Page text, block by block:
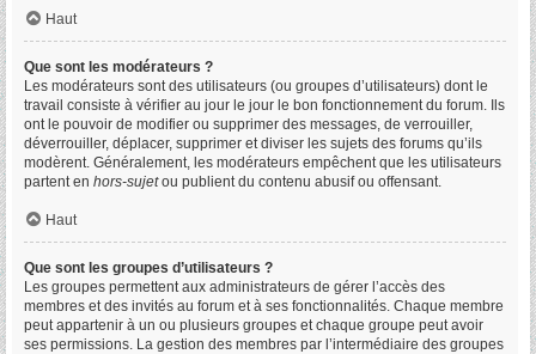
Haut
Que sont les modérateurs ?
Les modérateurs sont des utilisateurs (ou groupes d’utilisateurs) dont le
travail consiste à vérifier au jour le jour le bon fonctionnement du forum. Ils
ont le pouvoir de modifier ou supprimer des messages, de verrouiller,
déverrouiller, déplacer, supprimer et diviser les sujets des forums qu’ils
modèrent. Généralement, les modérateurs empêchent que les utilisateurs
partent en hors-sujetou publient du contenu abusif ou offensant.
Haut
Que sont les groupes d’utilisateurs ?
Les groupes permettent aux administrateurs de gérer l’accès des
membres et des invités au forum et à ses fonctionnalités. Chaque membre
peut appartenir à un ou plusieurs groupes et chaque groupe peut avoir
ses permissions. La gestion des membres par l’intermédiaire des groupes